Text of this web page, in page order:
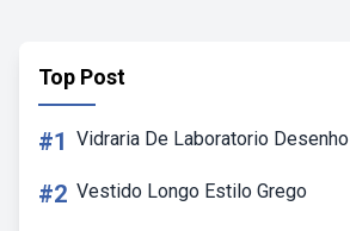
Top Post
#1 Vidraria De Laboratorio Desenho
#2 Vestido Longo Estilo Grego